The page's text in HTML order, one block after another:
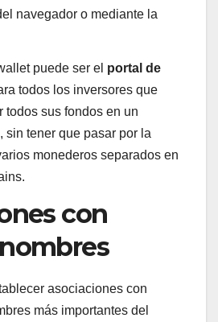
navegador o mediante la
puede ser el portal de
todos los inversores que
todos sus fondos en un
sin tener que pasar por la
monederos separados en
con
asociaciones con
más importantes del